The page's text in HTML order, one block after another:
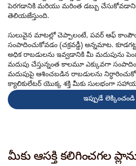
పెరగడానికి మరియు మరింత డబ్బు
తెలియజేస్తుంది.
సులువైన మాటల్లో చెప్పాలంటే, పవర్ ఆఫ్
సంపాదించుకోవడం (చక్రవడ్డీ) అన్నమాట.
అధిక రాబడులను ఇవ్వడానికి మీ మదుపును
మదుపు చేస్తున్నంత కాలమూ ఎక్కువగా
మదుపుపై ఆశించబడిన రాబడులను
క్యాలికులేటర్ యొక్క శక్తి మీకు సులభంగా
ఇప్పుడే లెక్కించండి
మీకు ఆసక్తి కలిగించగల